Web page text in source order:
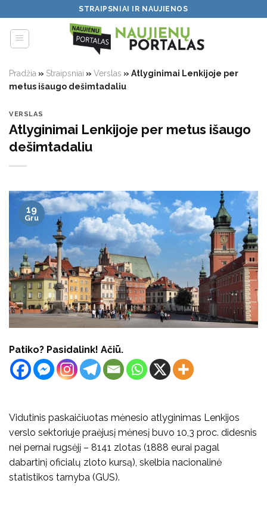
to
content
STRAIPSNIAI IR NAUJIENOS
Pradžia » Straipsniai » Verslas » Atlyginimai Lenkijoje per
metus išaugo dešimtadaliu
VERSLAS
Atlyginimai Lenkijoje per metus išaugo
dešimtadaliu
19
Gru
Patiko? Pasidalink! Ačiū.
Vidutinis paskaičiuotas mėnesio atlyginimas Lenkijos
verslo sektoriuje praėjusį mėnesį buvo 10,3 proc. didesnis
nei pernai rugsėjį – 8141 zlotas (1888 eurai pagal
dabartinį oficialų zloto kursą), skelbia nacionalinė
statistikos tarnyba (GUS).